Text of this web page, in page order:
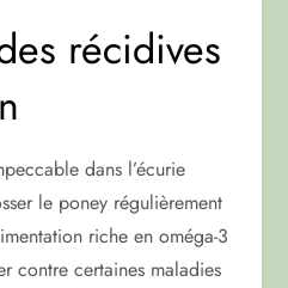
récidives
dans l’écurie
le poney régulièrement
riche en oméga-3
contre certaines maladies